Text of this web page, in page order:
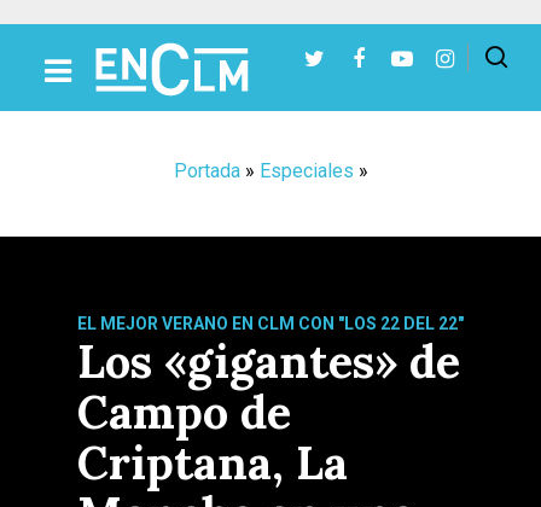
Portada» Especiales »
EL MEJOR VERANO EN CLM CON "LOS 22 DEL 22"
Los «gigantes» de
Campo de
Criptana, La